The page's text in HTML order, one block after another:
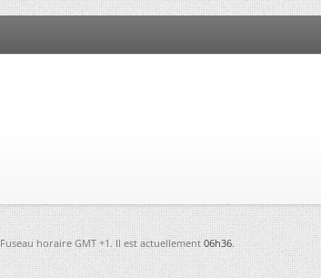
Fuseau horaire GMT +1. Il est actuellement06h36.